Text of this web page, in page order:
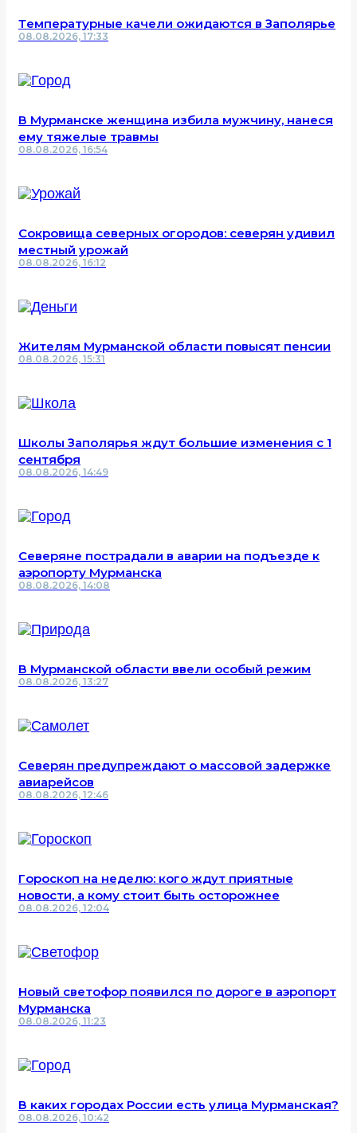
Температурные качели ожидаются в Заполярье
08.08.2026, 17:33
В Мурманске женщина избила мужчину, нанеся
ему тяжелые травмы
08.08.2026, 16:54
Сокровища северных огородов: северян удивил
местный урожай
08.08.2026, 16:12
Жителям Мурманской области повысят пенсии
08.08.2026, 15:31
Школы Заполярья ждут большие изменения с 1
сентября
08.08.2026, 14:49
Северяне пострадали в аварии на подъезде к
аэропорту Мурманска
08.08.2026, 14:08
В Мурманской области ввели особый режим
08.08.2026, 13:27
Северян предупреждают о массовой задержке
авиарейсов
08.08.2026, 12:46
Гороскоп на неделю: кого ждут приятные
новости, а кому стоит быть осторожнее
08.08.2026, 12:04
Новый светофор появился по дороге в аэропорт
Мурманска
08.08.2026, 11:23
В каких городах России есть улица Мурманская?
08.08.2026, 10:42